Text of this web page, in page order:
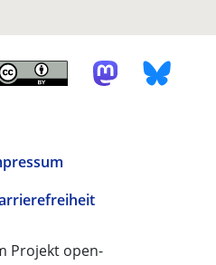
Projekt open-